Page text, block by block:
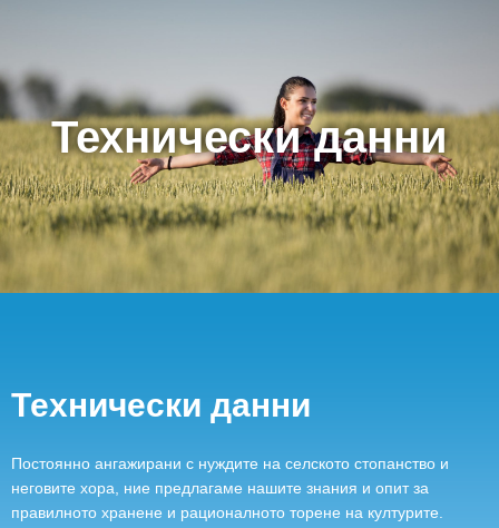
Технически данни
Технически данни
Постоянно ангажирани с нуждите на селското стопанство и
неговите хора, ние предлагаме нашите знания и опит за
правилното хранене и рационалното торене на културите.